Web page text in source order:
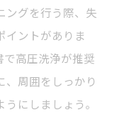
ングを行う際、失
イントがありま
で高圧洗浄が推奨
、周囲をしっかり
にしましょう。